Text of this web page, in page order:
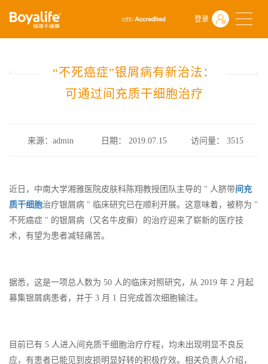
登录
首页 什么是干细胞
前沿动态
“不死癌症”银屑病有新治法：可通过间充质干细胞治疗
“不死癌症”银屑病有新治法：
可通过间充质干细胞治疗
来源：admin 日期： 2019.07.15 访问量：3515
近日，中南大学湘雅医院皮肤科陈翔教授团队主导的 " 人脐带间充
质干细胞治疗银屑病 " 临床研究已在顺利开展。这意味着，被称为 "
不死癌症 " 的银屑病（又名牛皮癣）的治疗迎来了崭新的医疗技
术，有望为患者减轻痛苦。
据悉，这是一项总人数为 50 人的临床对照研究，从 2019 年 2 月起
募集银屑病患者，并于 3 月 1 日完成首次细胞输注。
目前已有 5 人进入间充质干细胞治疗疗程，均未出现明显不良反
应，有患者已能见到皮损明显好转的积极疗效。相关负责人介绍，